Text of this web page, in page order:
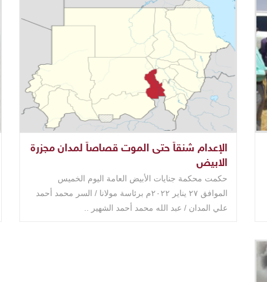
الإعدام شنقاً حتى الموت قصاصاً لمدان مجزرة
الابيض
حكمت محكمة جنايات الأبيض العامة اليوم الخميس
الموافق ٢٧ يناير ٢٠٢٢م برئاسة مولانا / السر محمد أحمد
علي المدان / عبد الله محمد أحمد الشهير ..